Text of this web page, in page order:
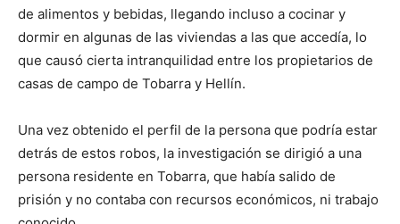
de alimentos y bebidas, llegando incluso a cocinar y
dormir en algunas de las viviendas a las que accedía, lo
que causó cierta intranquilidad entre los propietarios de
casas de campo de Tobarra y Hellín.
Una vez obtenido el perfil de la persona que podría estar
detrás de estos robos, la investigación se dirigió a una
persona residente en Tobarra, que había salido de
prisión y no contaba con recursos económicos, ni trabajo